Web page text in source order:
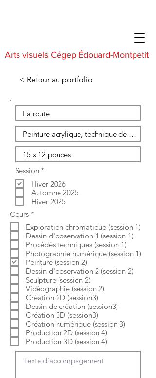
Arts visuels Cégep Édouard-Montpetit
< Retour au portfolio
Session *
l
i
g
a
i
r
e
Hiver 2026
Automne 2025
Hiver 2025
Cours *
l
i
g
a
t
o
i
r
e
Exploration chromatique (session 1)
Dessin d'observation 1 (session 1)
Procédés techniques (session 1)
Photographie numérique (session 1)
Peinture (session 2)
Dessin d'observation 2 (session 2)
Sculpture (session 2)
Vidéographie (session 2)
Création 2D (session3)
Dessin de création (session3)
Création 3D (session3)
Création numérique (session 3)
Production 2D (session 4)
Production 3D (session 4)
Texte d'accompagement